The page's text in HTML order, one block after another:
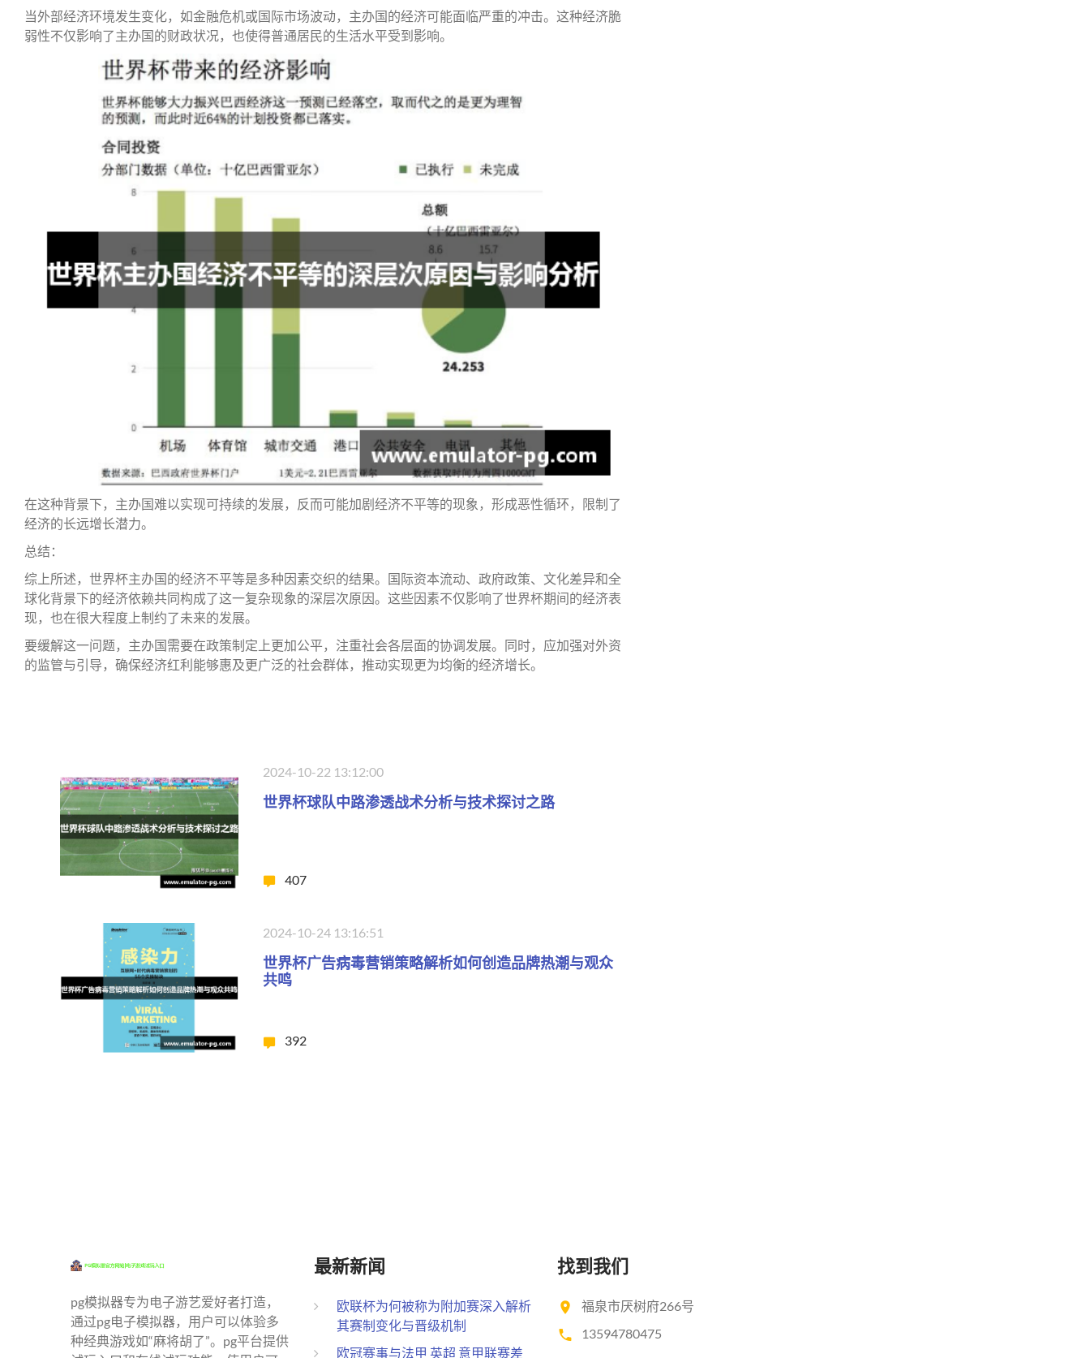
当外部经济环境发生变化，如金融危机或国际市场波动，主办国的经济可能面临严重的冲击。这种经济脆
弱性不仅影响了主办国的财政状况，也使得普通居民的生活水平受到影响。
在这种背景下，主办国难以实现可持续的发展，反而可能加剧经济不平等的现象，形成恶性循环，限制了
经济的长远增长潜力。
总结：
综上所述，世界杯主办国的经济不平等是多种因素交织的结果。国际资本流动、政府政策、文化差异和全
球化背景下的经济依赖共同构成了这一复杂现象的深层次原因。这些因素不仅影响了世界杯期间的经济表
现，也在很大程度上制约了未来的发展。
要缓解这一问题，主办国需要在政策制定上更加公平，注重社会各层面的协调发展。同时，应加强对外资
的监管与引导，确保经济红利能够惠及更广泛的社会群体，推动实现更为均衡的经济增长。
2024-10-22 13:12:00
世界杯球队中路渗透战术分析与技术探讨之路
407
2024-10-24 13:16:51
世界杯广告病毒营销策略解析如何创造品牌热潮与观众
共鸣
392
pg模拟器专为电子游艺爱好者打造，
通过pg电子模拟器，用户可以体验多
种经典游戏如“麻将胡了”。pg平台提供
最新新闻
欧联杯为何被称为附加赛深入解析
其赛制变化与晋级机制
欧冠赛事与法甲 英超 意甲联赛差
找到我们
福泉市厌树府266号
13594780475